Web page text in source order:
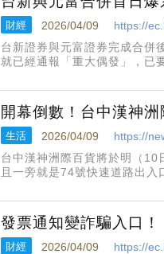
財經 2026/04/09
https://
台新證券與元富證券完成合併
就已經通報「重大偶發」，已
開幕倒數！台中漢神
生活 2026/04/09
https://
台中漢神洲際百貨將於明（10
且一旁就是74號快速道路出入
平日每半小時停車
發票通知變詐騙入口
財經 2026/04/09
https://